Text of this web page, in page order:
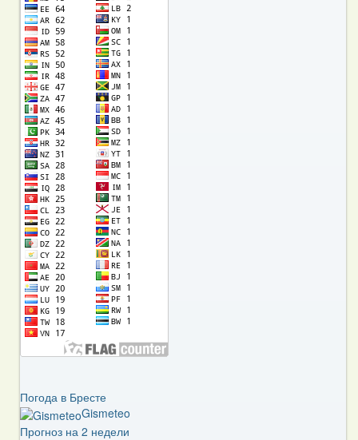
Погода в Бресте
Gismeteo
Прогноз на 2 недели